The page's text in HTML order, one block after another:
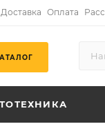
Доставка Оплата